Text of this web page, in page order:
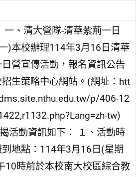
一、清大營隊-清華紫荊一日
)本校辦理114年3月16日清華
營宣傳活動，報名資訊公告
招生策略中心網站。(網址：htt
p/406-12
tw)
活動資訊如下： １、活動時
到地點：114年3月16日(星期
10時前於本校南大校區綜合教